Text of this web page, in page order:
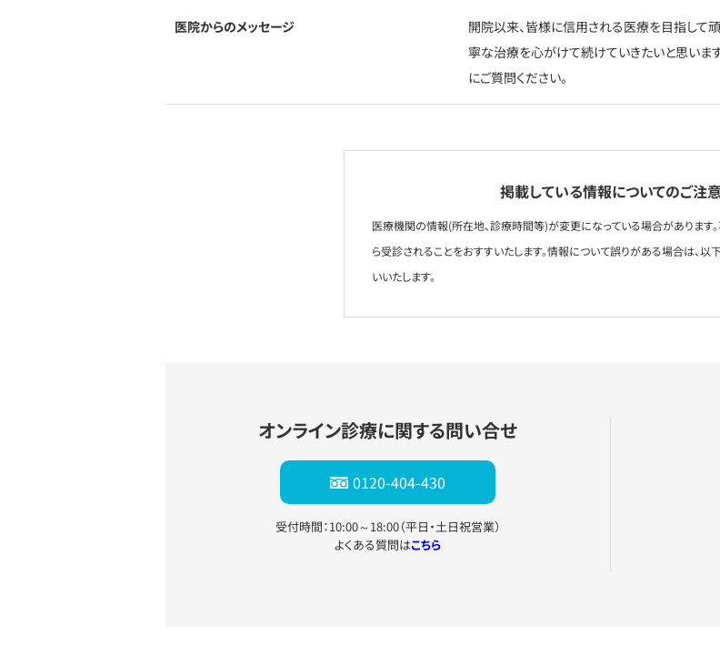
医院からのメッセージ
開院以来、皆様に信用される医療を目指して
寧な治療を心がけて続けていきたいと思いま
にご質問ください。
掲載している情報についてのご注
医療機関の情報(所在地、診療時間等)が変更になっている場合があります
ら受診されることをおすすいたします。情報について誤りがある場合は、
いいたします。
オンライン診療に関する問い合せ
0120-404-430
受付時間：10:00～18:00（平日・土日祝営業）
よくある質問はこちら